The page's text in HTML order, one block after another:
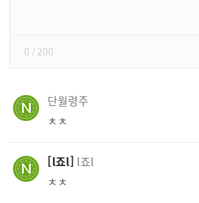
0 / 200
단월령주
ㅊㅊ
l죠l l죠l
ㅊㅊ